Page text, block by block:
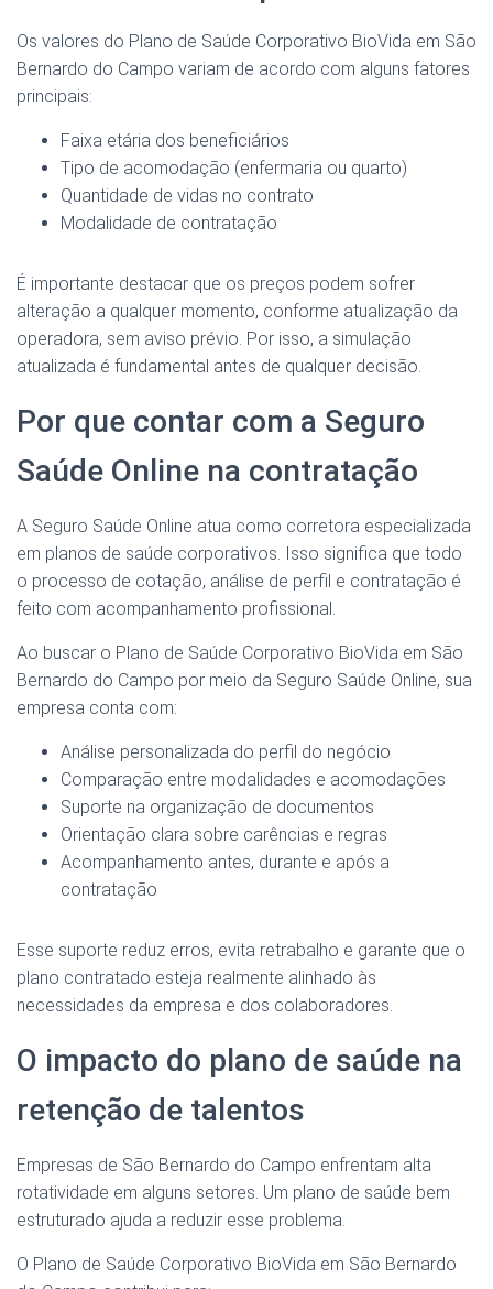
Os valores do Plano de Saúde Corporativo BioVida em São
Bernardo do Campo variam de acordo com alguns fatores
principais:
Faixa etária dos beneficiários
Tipo de acomodação (enfermaria ou quarto)
Quantidade de vidas no contrato
Modalidade de contratação
É importante destacar que os preços podem sofrer
alteração a qualquer momento, conforme atualização da
operadora, sem aviso prévio. Por isso, a simulação
atualizada é fundamental antes de qualquer decisão.
Por que contar com a Seguro
Saúde Online na contratação
A Seguro Saúde Online atua como corretora especializada
em planos de saúde corporativos. Isso significa que todo
o processo de cotação, análise de perfil e contratação é
feito com acompanhamento profissional.
Ao buscar o Plano de Saúde Corporativo BioVida em São
Bernardo do Campo por meio da Seguro Saúde Online, sua
empresa conta com:
Análise personalizada do perfil do negócio
Comparação entre modalidades e acomodações
Suporte na organização de documentos
Orientação clara sobre carências e regras
Acompanhamento antes, durante e após a
contratação
Esse suporte reduz erros, evita retrabalho e garante que o
plano contratado esteja realmente alinhado às
necessidades da empresa e dos colaboradores.
O impacto do plano de saúde na
retenção de talentos
Empresas de São Bernardo do Campo enfrentam alta
rotatividade em alguns setores. Um plano de saúde bem
estruturado ajuda a reduzir esse problema.
O Plano de Saúde Corporativo BioVida em São Bernardo